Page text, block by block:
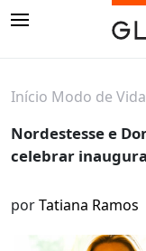
Início Modo de Vida
Nordestesse e
celebrar
porTatiana Ramos